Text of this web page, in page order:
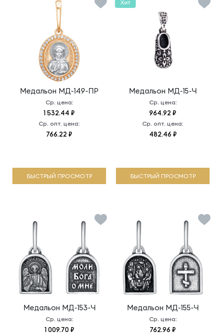
Медальон МД-149-ПР
Ср. цена:
1 532.44 ₽
Ср. опт. цена:
766.22 ₽
БЫСТРЫЙ ПРОСМОТР
Медальон МД-15-Ч
Ср. цена:
964.92 ₽
Ср. опт. цена:
482.46 ₽
Хит
БЫСТРЫЙ ПРОСМОТР
Медальон МД-153-Ч
Ср. цена:
1 009.70 ₽
Медальон МД-155-Ч
Ср. цена:
762.96 ₽